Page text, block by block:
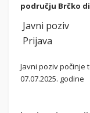
području Brčko
Javni poziv
Prijava
Javni poziv počinje
07.07.2025. godine